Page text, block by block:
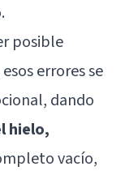
posible
errores se
dando
hielo,
vacío,